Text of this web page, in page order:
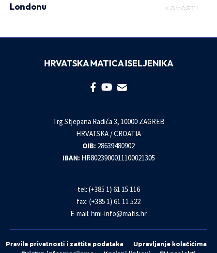
NOVOSTI
Londonu
HRVATSKA MATICA ISELJENIKA
Trg Stjepana Radića 3, 10000 ZAGREB
HRVATSKA / CROATIA
OIB: 28639480902
IBAN: HR8023900011100021305
tel: (+385 1) 61 15 116
fax: (+385 1) 61 11 522
E-mail: hmi-info@matis.hr
Pravila privatnosti i zaštite podataka
Upravljanje kolačićima